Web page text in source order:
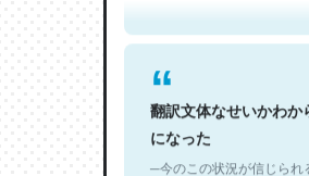
翻訳文体なせいかわか
になった
─今のこの状況が信じられ